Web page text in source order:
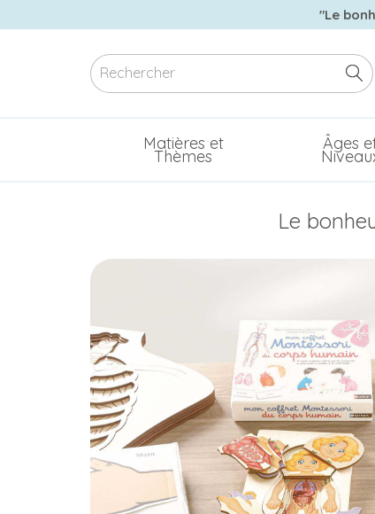
"Le
Matières et
Thèmes
Âges
Le